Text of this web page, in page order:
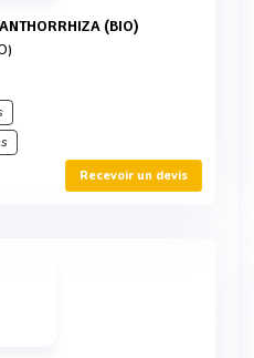
(BIO)
Recevoir un devis